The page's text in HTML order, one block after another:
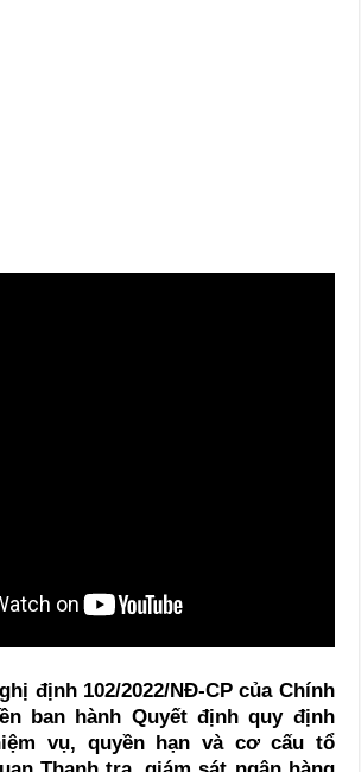
định 102/2022/NĐ-CP của Chính
ban hành Quyết định quy định
vụ, quyền hạn và cơ cấu tổ